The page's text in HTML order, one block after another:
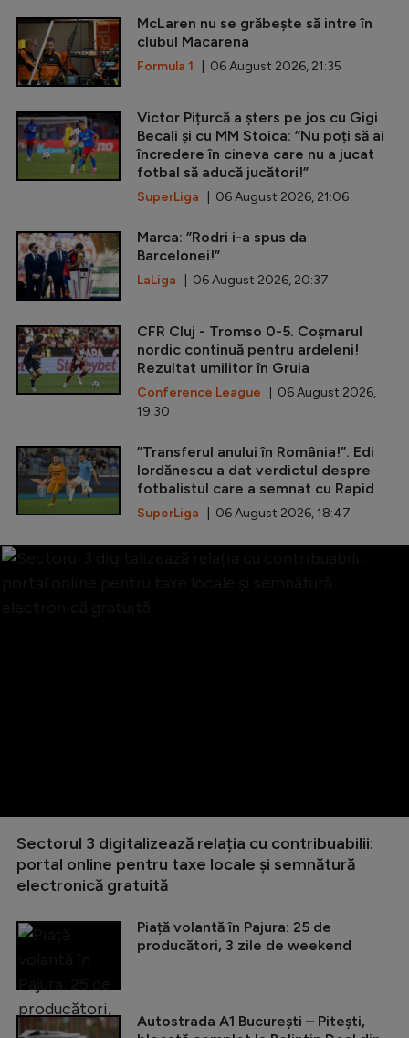
McLaren nu se grăbește să intre în
clubul Macarena
Formula 1 | 06 August 2026, 21:35
Victor Pițurcă a șters pe jos cu Gigi
Becali și cu MM Stoica: ”Nu poți să ai
încredere în cineva care nu a jucat
fotbal să aducă jucători!”
SuperLiga | 06 August 2026, 21:06
Marca: ”Rodri i-a spus da
Barcelonei!”
LaLiga | 06 August 2026, 20:37
CFR Cluj - Tromso 0-5. Coșmarul
nordic continuă pentru ardeleni!
Rezultat umilitor în Gruia
Conference League | 06 August 2026,
19:30
”Transferul anului în România!”. Edi
Iordănescu a dat verdictul despre
fotbalistul care a semnat cu Rapid
SuperLiga | 06 August 2026, 18:47
Sectorul 3 digitalizează relația cu contribuabilii:
portal online pentru taxe locale și semnătură
electronică gratuită
Piață volantă în Pajura: 25 de
producători, 3 zile de weekend
Autostrada A1 București – Pitești,